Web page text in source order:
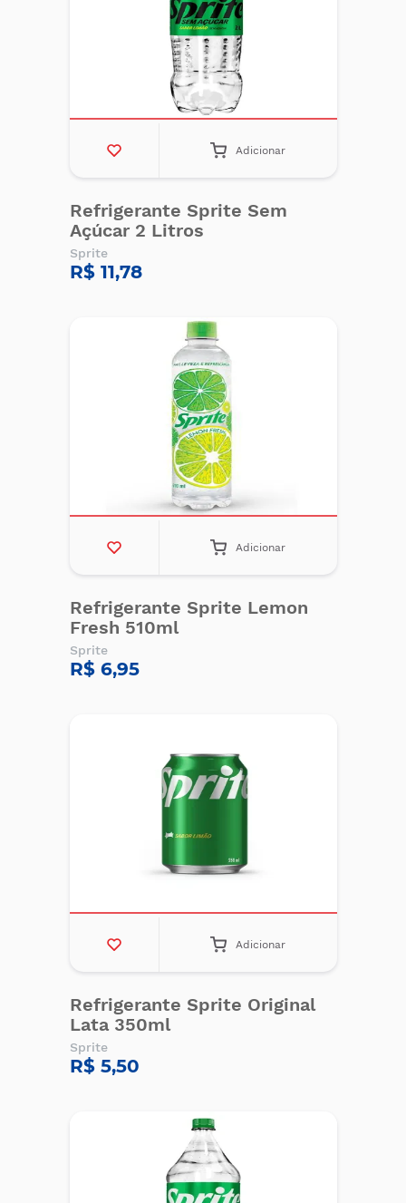
Adicionar
Refrigerante Sprite Sem
Açúcar 2 Litros
Sprite
R$ 11,78
Adicionar
Refrigerante Sprite Lemon
Fresh 510ml
Sprite
R$ 6,95
Adicionar
Refrigerante Sprite Original
Lata 350ml
Sprite
R$ 5,50